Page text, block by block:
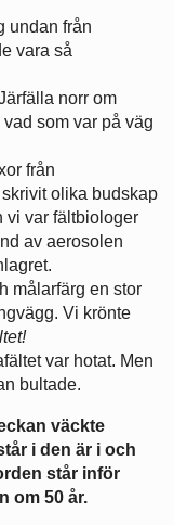
undan från
vara så
norr om
som var på väg
från
olika budskap
vi var fältbiologer
av aerosolen
målarfärg en stor
Vi krönte
var hotat. Men
bultade.
väckte
i den är i och
står inför
om 50 år.